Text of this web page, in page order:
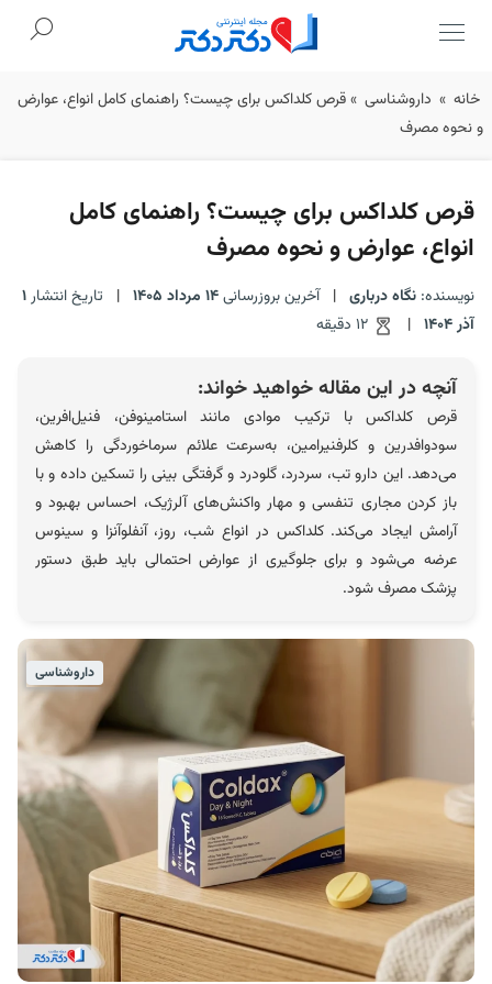
Skip
خانه » داروشناسی »قرص کلداکس برای چیست؟ راهنمای کامل انواع، عوارض
و نحوه مصرف
قرص کلداکس برای چیست؟ راهنمای کامل
انواع، عوارض و نحوه مصرف
نویسنده: نگاه درباری | آخرین بروزرسانی14 مرداد 1405 | تاریخ انتشار1
آذر 1404
|
آنچه در این مقاله خواهید خواند:
قرص کلداکس با ترکیب موادی مانند استامینوفن، فنیل‌افرین،
سودوافدرین و کلرفنیرامین، به‌سرعت علائم سرماخوردگی را کاهش
می‌دهد. این دارو تب، سردرد، گلودرد و گرفتگی بینی را تسکین داده و با
باز کردن مجاری تنفسی و مهار واکنش‌های آلرژیک، احساس بهبود و
آرامش ایجاد می‌کند. کلداکس در انواع شب، روز، آنفلوآنزا و سینوس
عرضه می‌شود و برای جلوگیری از عوارض احتمالی باید طبق دستور
پزشک مصرف شود.
داروشناسی